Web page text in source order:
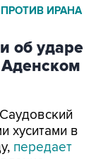
об ударе
передает